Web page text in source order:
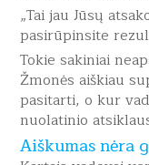
„Tai jau Jūsų
pasirūpinsite
Tokie sakiniai
Žmonės aiškiau
pasitarti, o kur
nuolatinio
Aiškumas nėra